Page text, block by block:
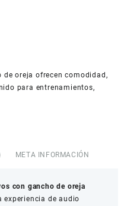
oreja ofrecen comodidad,
para entrenamientos,
META INFORMACIÓN
con gancho de oreja
experiencia de audio